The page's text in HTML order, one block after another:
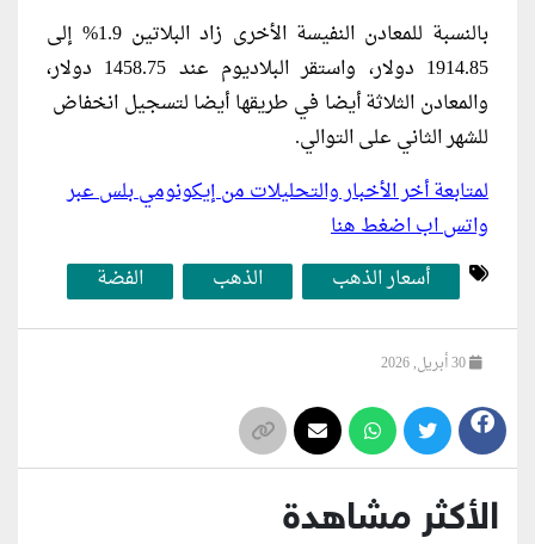
بالنسبة للمعادن النفيسة الأخرى زاد البلاتين 1.9% إلى
1914.85 ​دولار، واستقر البلاديوم عند 1458.75 دولار،
والمعادن الثلاثة أيضا في طريقها أيضا لتسجيل انخفاض ​
للشهر الثاني على التوالي.
لمتابعة أخر الأخبار والتحليلات من إيكونومي بلس عبر
واتس اب اضغط هنا
أسعار الذهب
الذهب الفضة
الأكثر مشاهدة